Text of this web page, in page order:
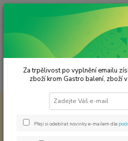
KOŘENÍ JEDNODRUHOVÉ
Jalovec mletý
Za trpělivost po vyplnění emailu
zboží krom Gastro balení, zboží
Přeji si odebírat novinky e-mailem dle